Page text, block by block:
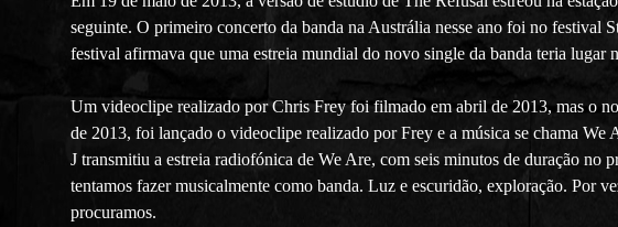
seguinte. O primeiro concerto da banda na Austrália nesse ano foi no
festival afirmava que uma estreia mundial do novo single da banda teria lugar
Um videoclipe realizado por Chris Frey foi filmado em abril de 2013, mas o
de 2013, foi lançado o videoclipe realizado por Frey e a música se chama
J transmitiu a estreia radiofónica de We Are, com seis minutos de duração
tentamos fazer musicalmente como banda. Luz e escuridão, exploração. Por
procuramos.